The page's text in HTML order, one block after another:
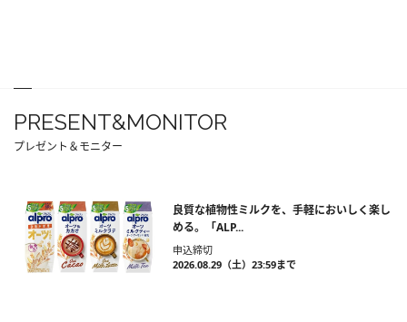
PRESENT&MONITOR
プレゼント＆モニター
良質な植物性ミルクを、手軽においしく楽し
める。「ALP...
申込締切
2026.08.29（土）23:59まで